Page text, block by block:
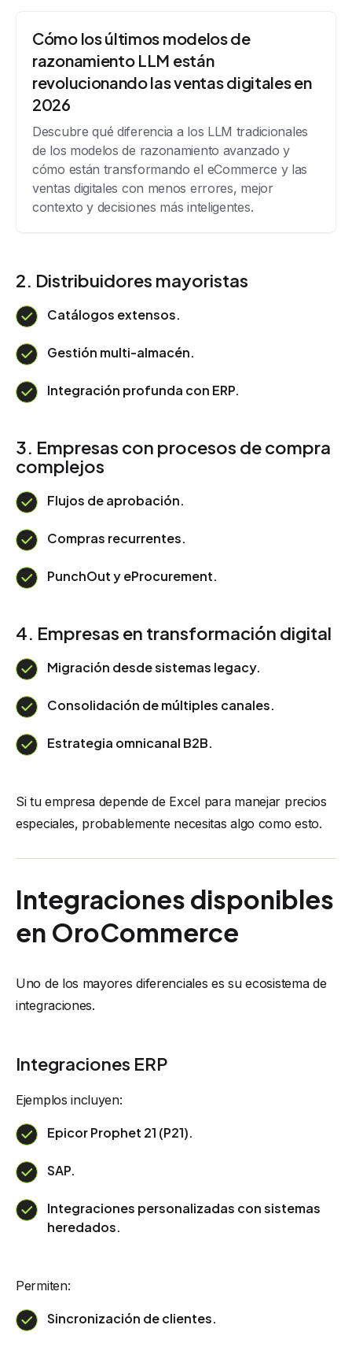
Cómo los últimos modelos de
razonamiento LLM están
revolucionando las ventas digitales en
2026
Descubre qué diferencia a los LLM tradicionales
de los modelos de razonamiento avanzado y
cómo están transformando el eCommerce y las
ventas digitales con menos errores, mejor
contexto y decisiones más inteligentes.
2. Distribuidores mayoristas
Catálogos extensos.
Gestión multi-almacén.
Integración profunda con ERP.
3. Empresas con procesos de compra
complejos
Flujos de aprobación.
Compras recurrentes.
PunchOut y eProcurement.
4. Empresas en transformación digital
Migración desde sistemas legacy.
Consolidación de múltiples canales.
Estrategia omnicanal B2B.
Si tu empresa depende de Excel para manejar precios
especiales, probablemente necesitas algo como esto.
Integraciones disponibles
en OroCommerce
Uno de los mayores diferenciales es su ecosistema de
integraciones.
Integraciones ERP
Ejemplos incluyen:
Epicor Prophet 21 (P21).
SAP.
Integraciones personalizadas con sistemas
heredados.
Permiten:
Sincronización de clientes.